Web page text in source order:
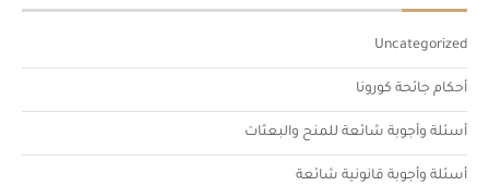
Uncategorized
أحكام جائحة كورونا
أسئلة وأجوبة شائعة للمنح والبعثات
أسئلة وأجوبة قانونية شائعة